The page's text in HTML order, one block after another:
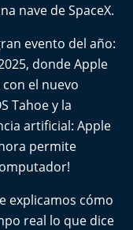
nave de SpaceX.
evento del año:
donde Apple
el nuevo
Tahoe y la
artificial: Apple
permite
explicamos cómo
real lo que dice